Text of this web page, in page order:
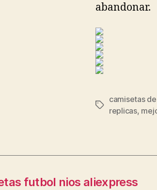
abandonar.
Etiquetas
camisetas
replicas,
futbol nios aliexpress